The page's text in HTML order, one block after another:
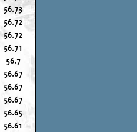
56.73
56.72
56.72
56.71
56.7
56.67
56.67
56.67
56.65
56.61